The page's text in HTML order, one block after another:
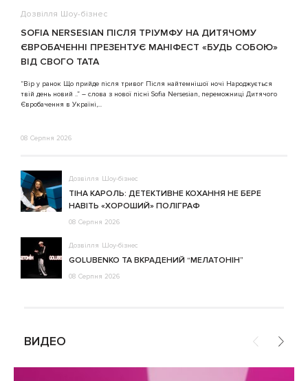
Дозвілля Шоу-бізнес
SOFIA NERSESIAN ПІСЛЯ ТРІУМФУ НА ДИТЯЧОМУ
ЄВРОБАЧЕННІ ПРЕЗЕНТУЄ МАНІФЕСТ «БУДЬ СОБОЮ»
ВІД СВОГО ТАТА
“Вір у ранок Що прийде після тривог Після найтемнішої ночі Народжується
твій день новий ..” – слова з нової пісні Sofia Nersesian, переможниці Дитячого
Євробачення в Україні,...
08 Серпня 2026
Дозвілля Шоу-бізнес
ТІНА КАРОЛЬ: ДЕТЕКТИВНЕ КОХАННЯ НЕ БЕРЕ
НАВІТЬ «ХОРОШИЙ» ПОЛІГРАФ
08 Серпня 2026
Дозвілля Шоу-бізнес
GOLUBENKO ТА ВКРАДЕНИЙ “МЕЛАТОНІН”
08 Серпня 2026
ВИДЕО